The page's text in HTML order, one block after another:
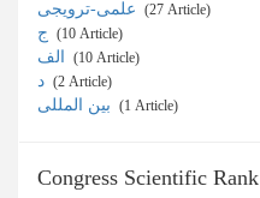
‎ (27 Article)
‎ (10 Article)
‎ (10 Article)
‎ (2 Article)
‎ (1 Article)
Congress Scientific Rank